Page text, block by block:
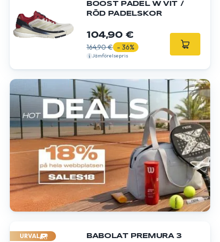
BOOST PADEL W VIT /
RÖD PADELSKOR
104,90 €
164,90 € - 36%
Jämförelsepris
URVAL
BABOLAT PREMURA 3